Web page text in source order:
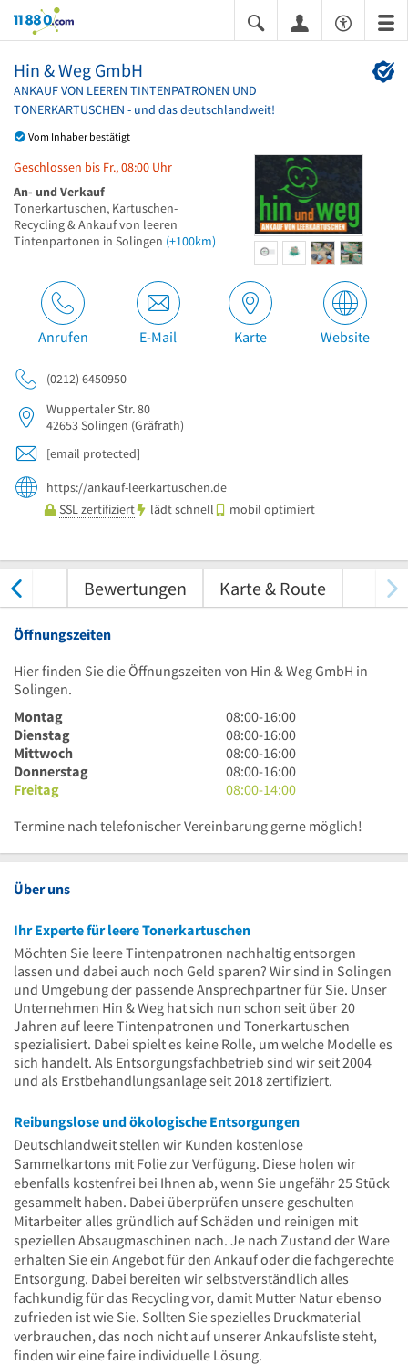
11880.com
Hin & Weg GmbH
ANKAUF VON LEEREN TINTENPATRONEN UND
TONERKARTUSCHEN - und das deutschlandweit!
Vom Inhaber bestätigt
Geschlossen bis Fr., 08:00 Uhr
An- und Verkauf
Tonerkartuschen, Kartuschen-
Recycling & Ankauf von leeren
Tintenpartonen in Solingen (+100km)
Anrufen E-Mail Karte Website
(0212) 6450950
Wuppertaler Str. 80
42653Solingen (Gräfrath)
[email protected]
https://ankauf-leerkartuschen.de
SSL zertifiziert
lädt schnell mobil optimiert
Bewertungen Karte & Route
Öffnungszeiten
Hier finden Sie die Öffnungszeiten von Hin & Weg GmbH in
Solingen.
Montag
8
Uhr
bis
16
Uhr
08:00-16:00
Dienstag
8
Uhr
bis
16
08:00-16:00
Mittwoch
8
Uhr
bis
Uhr
08:00-16:00
Donnerstag
8
Uhr
16
08:00-16:00
Freitag
8
bis
Uhr
08:00-14:00
Termine nach telefonischer Vereinbarung gerne möglich!
Über uns
Ihr Experte für leere Tonerkartuschen
Möchten Sie leere Tintenpatronen nachhaltig entsorgen
lassen und dabei auch noch Geld sparen? Wir sind in Solingen
und Umgebung der passende Ansprechpartner für Sie. Unser
Unternehmen Hin & Weg hat sich nun schon seit über 20
Jahren auf leere Tintenpatronen und Tonerkartuschen
spezialisiert. Dabei spielt es keine Rolle, um welche Modelle es
sich handelt. Als Entsorgungsfachbetrieb sind wir seit 2004
und als Erstbehandlungsanlage seit 2018 zertifiziert.
Reibungslose und ökologische Entsorgungen
Deutschlandweit stellen wir Kunden kostenlose
Sammelkartons mit Folie zur Verfügung. Diese holen wir
ebenfalls kostenfrei bei Ihnen ab, wenn Sie ungefähr 25 Stück
gesammelt haben. Dabei überprüfen unsere geschulten
Mitarbeiter alles gründlich auf Schäden und reinigen mit
speziellen Absaugmaschinen nach. Je nach Zustand der Ware
erhalten Sie ein Angebot für den Ankauf oder die fachgerechte
Entsorgung. Dabei bereiten wir selbstverständlich alles
fachkundig für das Recycling vor, damit Mutter Natur ebenso
zufrieden ist wie Sie. Sollten Sie spezielles Druckmaterial
verbrauchen, das noch nicht auf unserer Ankaufsliste steht,
finden wir eine faire individuelle Lösung.